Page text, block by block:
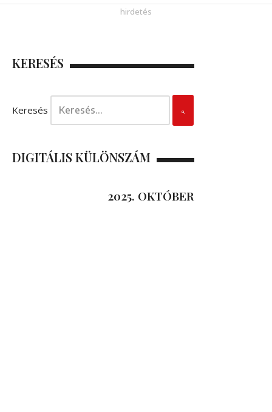
KERESÉS
Keresés
DIGITÁLIS KÜLÖNSZÁM
2025. OKTÓBER